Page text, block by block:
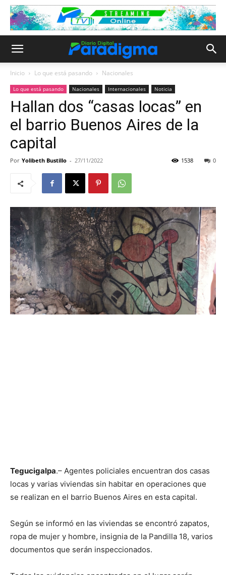
Inicio Lo que está pasando Nacionales
Lo que está pasando Nacionales Internacionales Noticia
Hallan dos “casas locas” en
el barrio Buenos Aires de la
capital
Por Yolibeth Bustillo - 27/11/2022 0
1538
Tegucigalpa.– Agentes policiales encuentran dos casas
locas y varias viviendas sin habitar en operaciones que
se realizan en el barrio Buenos Aires en esta capital.
Según se informó en las viviendas se encontró zapatos,
ropa de mujer y hombre, insignia de la Pandilla 18, varios
documentos que serán inspeccionados.